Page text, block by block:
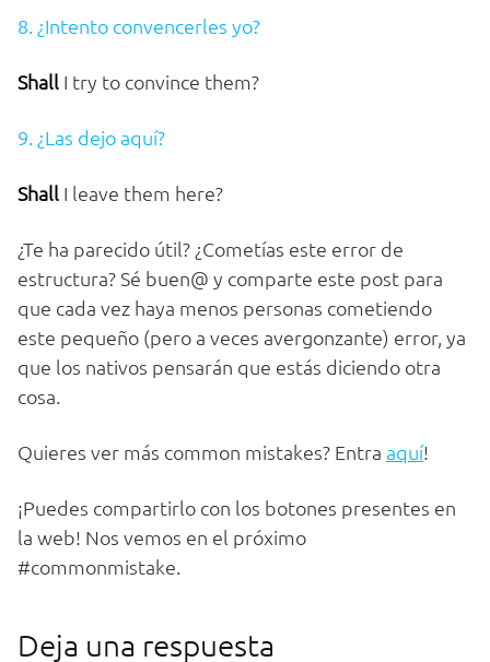
8. ¿Intento convencerles yo?
Shall I try to convince them?
9. ¿Las dejo aquí?
Shall I leave them here?
¿Te ha parecido útil? ¿Cometías este error de
estructura? Sé buen@ y comparte este post para
que cada vez haya menos personas cometiendo
este pequeño (pero a veces avergonzante) error, ya
que los nativos pensarán que estás diciendo otra
cosa.
Quieres ver más common mistakes? Entra aquí!
¡Puedes compartirlo con los botones presentes en
la web! Nos vemos en el próximo
#commonmistake.
Deja una respuesta